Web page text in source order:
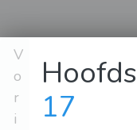
V
o
r
i
17